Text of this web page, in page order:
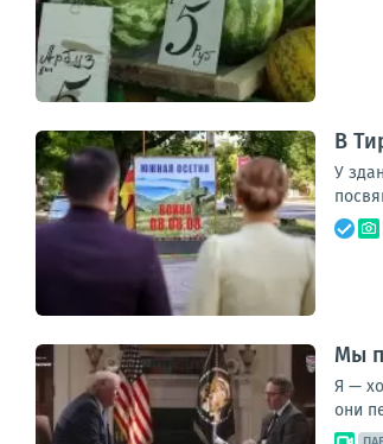
В
У
Мы
Я —
они